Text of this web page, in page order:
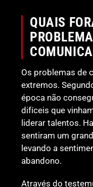
QUAIS
Os problemas de
extremos.
época não
difíceis que
liderar talentos.
sentiram um
levando a
abandono.
Através do